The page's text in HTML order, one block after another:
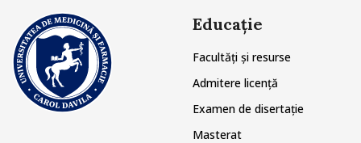
Educație
Facultăți și resurse
Admitere licență
Examen de disertație
Masterat